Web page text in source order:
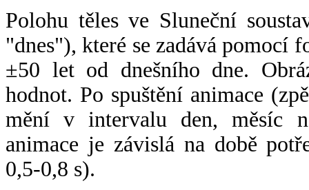
Polohu těles ve Sluneční
"dnes"), které se zadává pomocí
±50 let od dnešního dne.
hodnot. Po spuštění animace
mění v intervalu den, měsíc
animace je závislá na době
0,5-0,8 s).